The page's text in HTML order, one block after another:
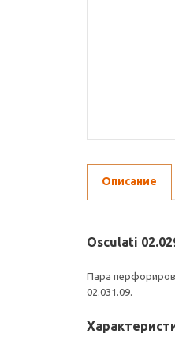
Описание
Osculati
Пара
02.031.09.